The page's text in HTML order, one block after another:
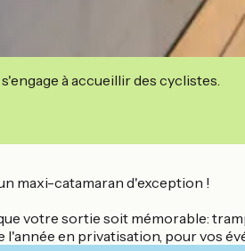
à accueillir des cyclistes.
maxi-catamaran d'exception !
votre sortie soit mémorable:
l'année en privatisation, pour vos